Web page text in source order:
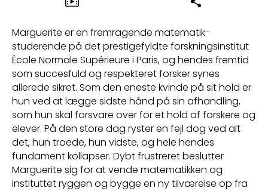
Marguerite er en fremragende matematik-
studerende på det prestigefyldte forskningsinstitut
École Normale Supérieure i Paris, og hendes fremtid
som succesfuld og respekteret forsker synes
allerede sikret. Som den eneste kvinde på sit hold er
hun ved at lægge sidste hånd på sin afhandling,
som hun skal forsvare over for et hold af forskere og
elever. På den store dag ryster en fejl dog ved alt
det, hun troede, hun vidste, og hele hendes
fundament kollapser. Dybt frustreret beslutter
Marguerite sig for at vende matematikken og
instituttet ryggen og bygge en ny tilværelse op fra